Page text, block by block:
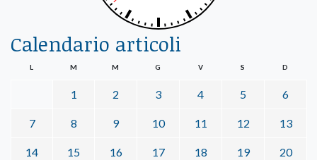
Calendario articoli
L M M G V S D
1 2 3 4 5 6
7 8 9 10 11 12 13
14 15 16 17 18 19 20